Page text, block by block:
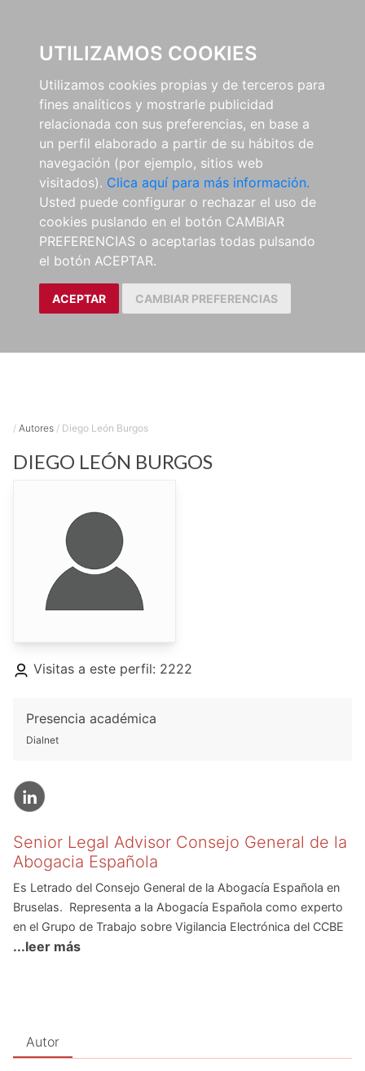
UTILIZAMOS COOKIES
Utilizamos cookies propias y de terceros para
fines analíticos y mostrarle publicidad
relacionada con sus preferencias, en base a
un perfil elaborado a partir de su hábitos de
navegación (por ejemplo, sitios web
visitados). Clica aquí para más información.
Usted puede configurar o rechazar el uso de
cookies puslando en el botón CAMBIAR
PREFERENCIAS o aceptarlas todas pulsando
el botón ACEPTAR.
ACEPTAR CAMBIAR PREFERENCIAS
/ Autores / Diego León Burgos
DIEGO LEÓN BURGOS
Visitas a este perfil: 2222
Presencia académica
Dialnet
Senior Legal Advisor Consejo General de la
Abogacia Española
Es Letrado del Consejo General de la Abogacía Española en
Bruselas. Representa a la Abogacía Española como experto
en el Grupo de Trabajo sobre Vigilancia Electrónica del CCBE
y es participante asiduo de los Comités de Nuevas
Consejo de Europea que redacta las propuestas legislativas
para el Consejo de Ministros de la UE. Licenciado en Derecho
...leer más
Autor